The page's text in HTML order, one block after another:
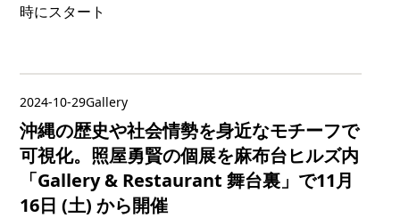
時にスタート
2024-10-29Gallery
沖縄の歴史や社会情勢を身近なモチーフで
可視化。照屋勇賢の個展を麻布台ヒルズ内
「Gallery & Restaurant 舞台裏」で11月
16日 (土) から開催